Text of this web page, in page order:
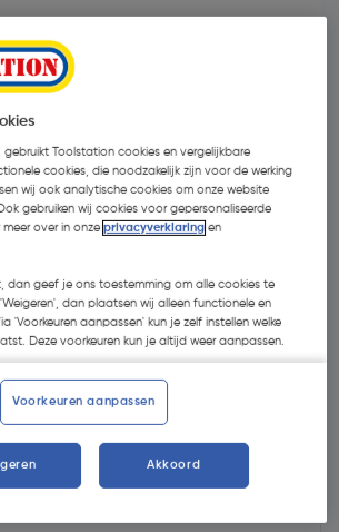
€ 2,44
(1)
Toolstation cookies en vergelijkbare
cookies, die noodzakelijk zijn voor de werking
wij ook analytische cookies om onze website
gebruiken wij cookies voor gepersonaliseerde
meer over in onzeprivacyverklaring en
dan geef je ons toestemming om alle cookies te
dan plaatsen wij alleen functionele en
'Voorkeuren aanpassen' kun je zelf instellen welke
Deze voorkeuren kun je altijd weer aanpassen.
Voorkeuren aanpassen
Akkoord